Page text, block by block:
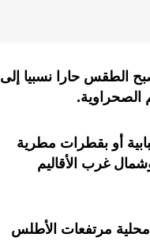
يصبح الطقس حارا نسبيا إلى
الصحراوية.
أو بقطرات مطرية
غرب الأقاليم
مرتفعات الأطلس